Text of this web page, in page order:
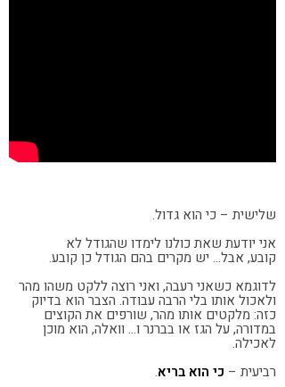
שלישית – כי הוא גדול.
אני יודעת שאת כולנו לימדו שהגודל לא
קובע, אבל… יש מקרים בהם הגודל כן קובע.
לדוגמא כשאני רעבה, ואני רוצה ללקט משהו מהר
ולאכול אותו בלי הרבה עבודה. הצבר הוא בדיוק
כזה: מלקטים אותו מהר, שורפים את הקוצים
במדורה, על הגז או בברנר ו… וואלה, הוא מוכן
לאכילה.
רביעית – כי הוא בריא.